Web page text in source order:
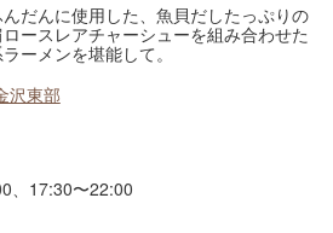
だんに使用した、魚貝だしたっぷりの
ースレアチャーシューを組み合わせた
ーメンを堪能して。
沢東部
、17:30〜22:00